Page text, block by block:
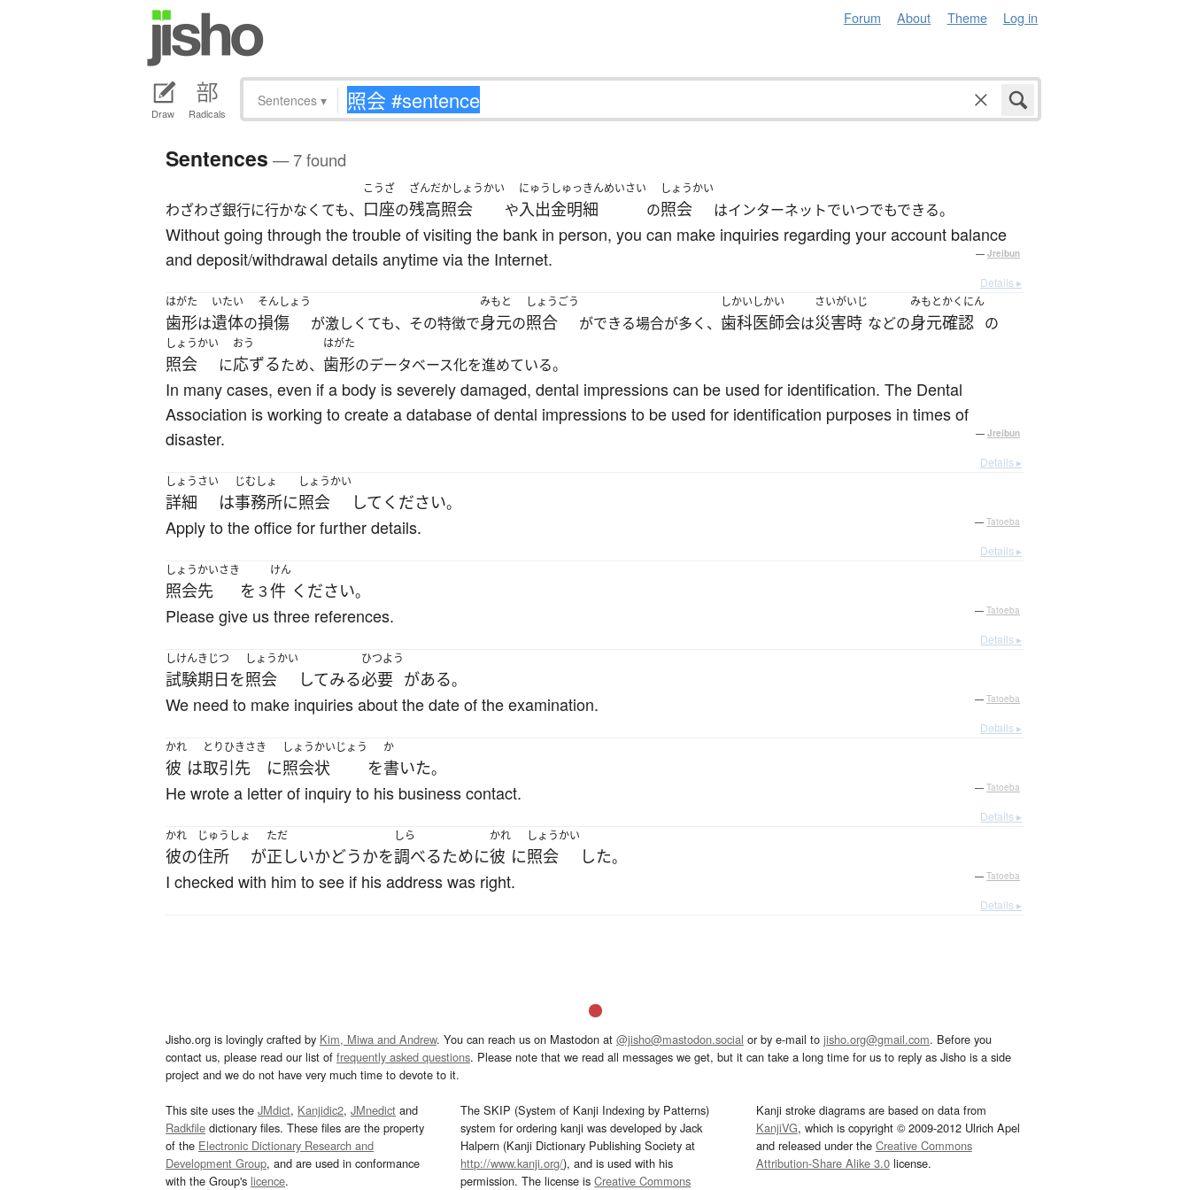
Forum About Theme Log in
Draw Radicals
Sentences ▾
Sentences — 7 found
わざわざ銀行に行かなくても、
こうざ
口座の
ざんだかしょうかい
残高照会 や
にゅうしゅっきんめいさい
入出金明細 の
しょうかい
照会 はインターネットでいつでもできる。
Without going through the trouble of visiting the bank in person, you can make inquiries regarding your account balance
and deposit/withdrawal details anytime via the Internet.
— Jreibun
Details ▸
はがた
歯形は
いたい
遺体の
そんしょう
損傷 が激しくても、その特徴で
みもと
身元の
しょうごう
照合 ができる場合が多く、
しかいしかい
歯科医師会は
さいがいじ
災害時 などの
みもとかくにん
身元確認 の
しょうかい
照会 に
おう
応ずるため、
はがた
歯形のデータベース化を進めている。
In many cases, even if a body is severely damaged, dental impressions can be used for identification. The Dental
Association is working to create a database of dental impressions to be used for identification purposes in times of
disaster.
— Jreibun
Details ▸
しょうさい
詳細 は
じむしょ
事務所に
しょうかい
照会 して ください。
Apply to the office for further details. — Tatoeba
Details ▸
しょうかいさき
照会先 を ３
けん
件 ください。
Please give us three references. — Tatoeba
Details ▸
しけん
試験
きじつ
期日 を
しょうかい
照会 してみる
ひつよう
必要 がある。
We need to make inquiries about the date of the examination. — Tatoeba
Details ▸
かれ
彼 は
とりひきさき
取引先 に
しょうかいじょう
照会状 を
か
書いた。
He wrote a letter of inquiry to his business contact. — Tatoeba
Details ▸
かれ
彼の
じゅうしょ
住所 が
ただ
正しいかどうかを
しら
調べるために
かれ
彼 に
しょうかい
照会 した。
I checked with him to see if his address was right. — Tatoeba
Details ▸
Jisho.org is lovingly crafted by Kim, Miwa and Andrew. You can reach us on Mastodon at @jisho@mastodon.social or by e-mail to jisho.org@gmail.com. Before you
contact us, please read our list of frequently asked questions. Please note that we read all messages we get, but it can take a long time for us to reply as Jisho is a side
project and we do not have very much time to devote to it.
This site uses the JMdict, Kanjidic2, JMnedict and
Radkfile dictionary files. These files are the property
of the Electronic Dictionary Research and
Development Group, and are used in conformance
with the Group's licence.
The SKIP (System of Kanji Indexing by Patterns)
system for ordering kanji was developed by Jack
Halpern (Kanji Dictionary Publishing Society at
http://www.kanji.org/), and is used with his
permission. The license isCreative Commons
Kanji stroke diagrams are based on data from
KanjiVG, which is copyright © 2009-2012 Ulrich Apel
and released under the Creative Commons
Attribution-Share Alike 3.0license.